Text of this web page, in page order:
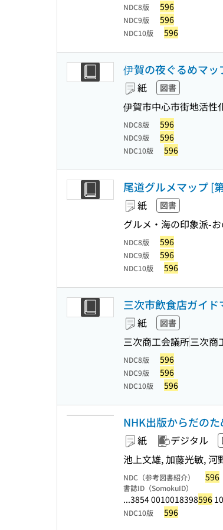
NDC8版 596
NDC9版 596
NDC10版 596
伊賀の夜ぐるめマッ
紙 図書
伊賀市中心市街地活性
NDC8版 596
NDC9版 596
NDC10版 596
尾道グルメマップ [
紙 図書
グルメ・海の印象派-
NDC8版 596
NDC9版 596
NDC10版 596
三次市飲食店ガイ
紙 図書
三次商工会議所三次商
NDC8版 596
NDC9版 596
NDC10版 596
NHK出版からだの
紙 デジタル
池上文雄, 加藤光敏, 河
NDC（参考図書紹介） 596
書誌ID（SomokuID）
...3854 0010018398596
NDC10版 596